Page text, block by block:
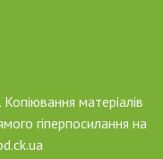
матеріалів
гіперпосилання на